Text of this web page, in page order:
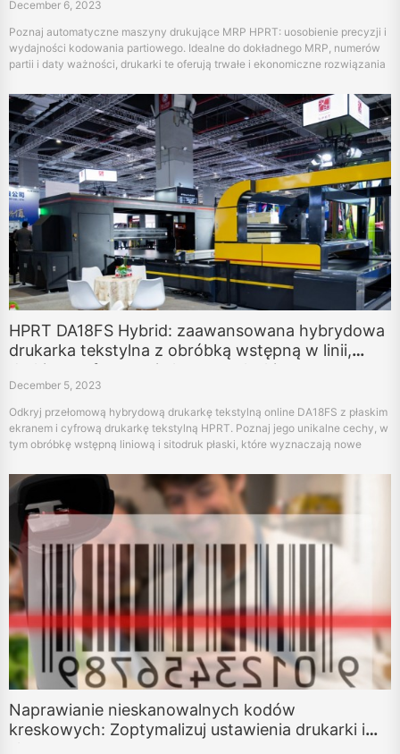
December 6, 2023
Poznaj automatyczne maszyny drukujące MRP HPRT: uosobienie precyzji i
wydajności kodowania partiowego. Idealne do dokładnego MRP, numerów
partii i daty ważności, drukarki te oferują trwałe i ekonomiczne rozwiązania
HPRT DA18FS Hybrid: zaawansowana hybrydowa
drukarka tekstylna z obróbką wstępną w linii,
drukiem cyfrowym i ekranem płaskim
December 5, 2023
Odkryj przełomową hybrydową drukarkę tekstylną online DA18FS z płaskim
ekranem i cyfrową drukarkę tekstylną HPRT. Poznaj jego unikalne cechy, w
tym obróbkę wstępną liniową i sitodruk płaski, które wyznaczają nowe
Naprawianie nieskanowalnych kodów
kreskowych: Zoptymalizuj ustawienia drukarki i